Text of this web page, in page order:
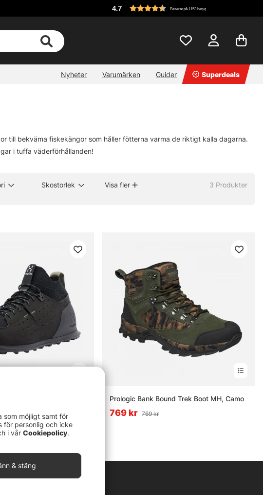
4.7 Baserat på 1153 betyg
Nyheter Varumärken Guider Superdeals
till bekväma fiskekängor som håller fötterna varma de riktigt kalla dagarna.
i tuffa väderförhållanden!
Skostorlek Visa fler 3 Produkter
Men True Black
kr
Prologic Bank Bound Trek Boot MH, Camo
769 kr 769 kr
som möjligt samt för
för personlig och icke
i vår Cookiepolicy.
& stäng